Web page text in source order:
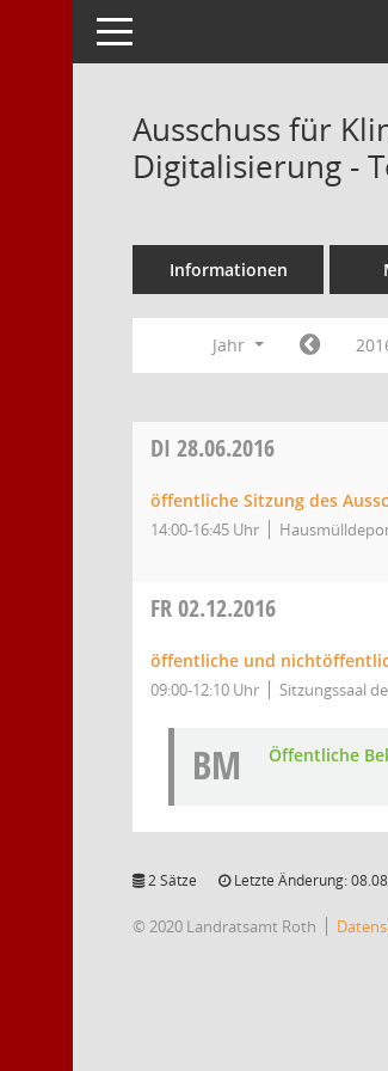
Toggle navigation
Ausschuss für
Digitalisierung -
Informationen
Jahr
DI 28.06.2016
öffentliche Sitzung des
14:00-16:45 Uhr
FR02.12.2016
öffentliche und
09:00-12:10 Uhr Sitzungssaal
BM Öffentliche
2 Sätze Letzte Änderung:
© 2020 Landratsamt Roth